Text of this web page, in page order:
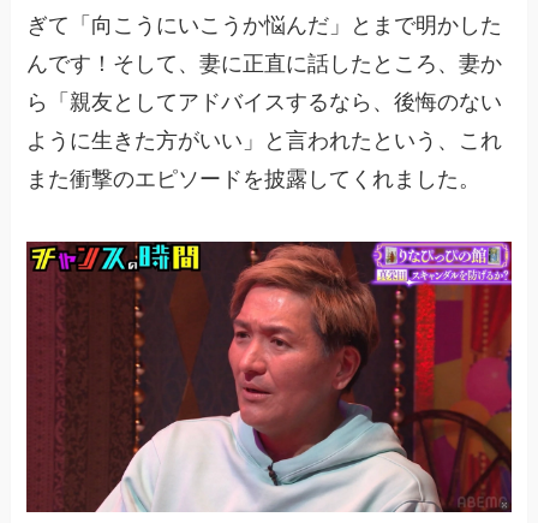
ぎて「向こうにいこうか悩んだ」とまで明かした
んです！そして、妻に正直に話したところ、妻か
ら「親友としてアドバイスするなら、後悔のない
ように生きた方がいい」と言われたという、これ
また衝撃のエピソードを披露してくれました。